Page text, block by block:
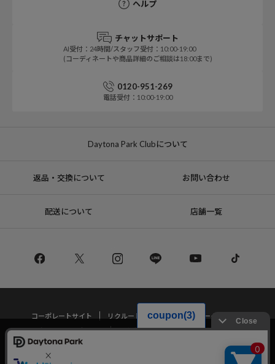
ヘルプ
チャットサポート
AI受付：24時間/スタッフ受付：10:00-19:00
(コーディネートや商品詳細のご相談は18:00まで)
0120-951-269
電話受付：10:00-19:00
Daytona Park Clubについて
返品・交換について お問い合わせ
配送について 店舗一覧
コーポレートサイト リクルート
サステナブルマークについて
プライバシーポリシー
特定商取引法・古物営業法に基づく表記
当サイトでは利用体験の向上およびコンテンツの最適な提供、トラフィック
の分析を目的としてCookieを使用しています。